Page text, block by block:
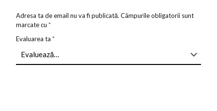
Adresa ta de email nu va fi publicată. Câmpurile obligatorii sunt
marcate cu *
Evaluarea ta *